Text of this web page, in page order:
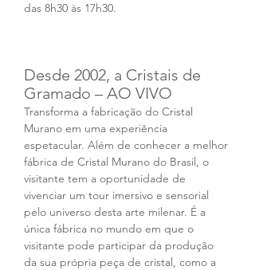
das 8h30 às 17h30.
Desde 2002, a Cristais de
Gramado – AO VIVO
Transforma a fabricação do Cristal
Murano em uma experiência
espetacular. Além de conhecer a melhor
fábrica de Cristal Murano do Brasil, o
visitante tem a oportunidade de
vivenciar um tour imersivo e sensorial
pelo universo desta arte milenar. É a
única fábrica no mundo em que o
visitante pode participar da produção
da sua própria peça de cristal, como a